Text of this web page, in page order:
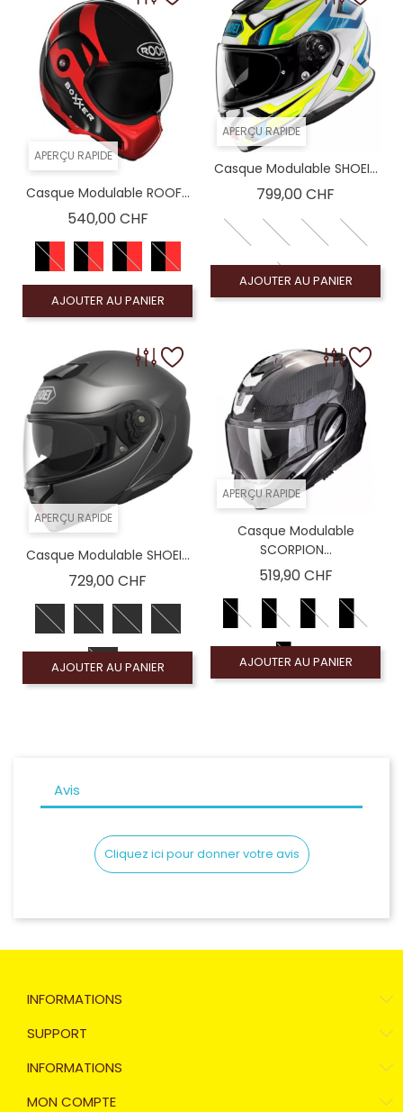
APERÇU RAPIDE
Casque Modulable ROOF...
540,00 CHFPrix
AJOUTER AU PANIER
APERÇU RAPIDE
Casque Modulable SHOEI...
799,00 CHF
AJOUTER AU PANIER
APERÇU RAPIDE
Casque Modulable SHOEI...
729,00 CHF
AJOUTER AU PANIER
APERÇU RAPIDE
Casque Modulable
SCORPION...
519,90 CHFPrix
AJOUTER AU PANIER
Avis
Cliquez ici pour donner votre avis
INFORMATIONS
SUPPORT
INFORMATIONS
MON COMPTE